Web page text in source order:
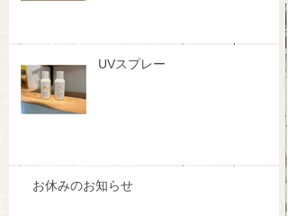
UVスプレー
お休みのお知らせ